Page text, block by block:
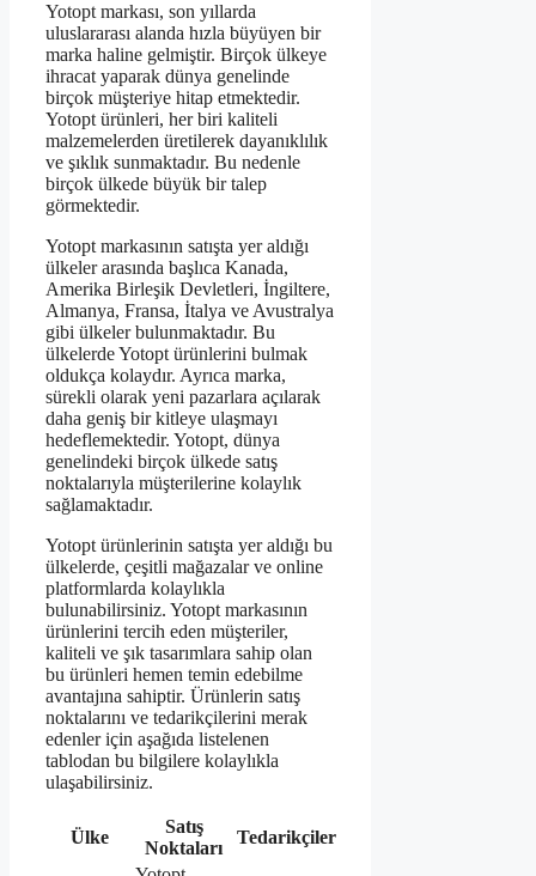
Yotopt markası, son yıllarda
uluslararası alanda hızla büyüyen bir
marka haline gelmiştir. Birçok ülkeye
ihracat yaparak dünya genelinde
birçok müşteriye hitap etmektedir.
Yotopt ürünleri, her biri kaliteli
malzemelerden üretilerek dayanıklılık
ve şıklık sunmaktadır. Bu nedenle
birçok ülkede büyük bir talep
görmektedir.
Yotopt markasının satışta yer aldığı
ülkeler arasında başlıca Kanada,
Amerika Birleşik Devletleri, İngiltere,
Almanya, Fransa, İtalya ve Avustralya
gibi ülkeler bulunmaktadır. Bu
ülkelerde Yotopt ürünlerini bulmak
oldukça kolaydır. Ayrıca marka,
sürekli olarak yeni pazarlara açılarak
daha geniş bir kitleye ulaşmayı
hedeflemektedir. Yotopt, dünya
genelindeki birçok ülkede satış
noktalarıyla müşterilerine kolaylık
sağlamaktadır.
Yotopt ürünlerinin satışta yer aldığı bu
ülkelerde, çeşitli mağazalar ve online
platformlarda kolaylıkla
bulunabilirsiniz. Yotopt markasının
ürünlerini tercih eden müşteriler,
kaliteli ve şık tasarımlara sahip olan
bu ürünleri hemen temin edebilme
avantajına sahiptir. Ürünlerin satış
noktalarını ve tedarikçilerini merak
edenler için aşağıda listelenen
tablodan bu bilgilere kolaylıkla
ulaşabilirsiniz.
Ülke
Satış
Noktaları
Tedarikçiler